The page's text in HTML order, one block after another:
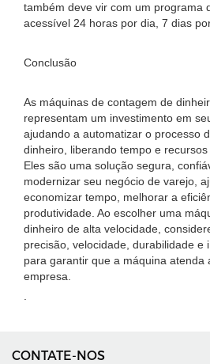
também deve vir com um programa
acessível 24 horas por dia, 7 dias
Conclusão
As máquinas de contagem de
representam um investimento em
ajudando a automatizar o processo
dinheiro, liberando tempo e
Eles são uma solução segura,
modernizar seu negócio de varejo,
economizar tempo, melhorar a
produtividade. Ao escolher uma
dinheiro de alta velocidade,
precisão, velocidade, durabilidade e
para garantir que a máquina atenda
empresa.
CONTATE-NOS